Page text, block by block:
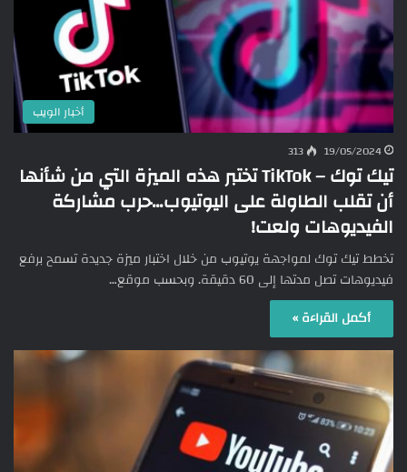
أخبار الويب
19/05/2024
313
تيك توك – TikTok تختبر هذه الميزة التي من شأنها
أن تقلب الطاولة على اليوتيوب…حرب مشاركة
الفيديوهات ولعت!
تخطط تيك توك لمواجهة يوتيوب من خلال اختبار ميزة جديدة تسمح برفع
فيديوهات تصل مدتها إلى 60 دقيقة. وبحسب موقع…
أكمل القراءة »